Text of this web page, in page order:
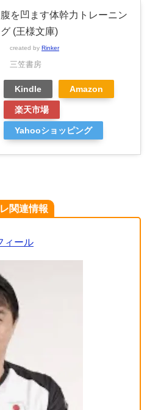
腹を凹ます体幹力トレーニン
グ (王様文庫)
created by Rinker
三笠書房
Kindle Amazon
楽天市場
Yahooショッピング
関連情報
ィール